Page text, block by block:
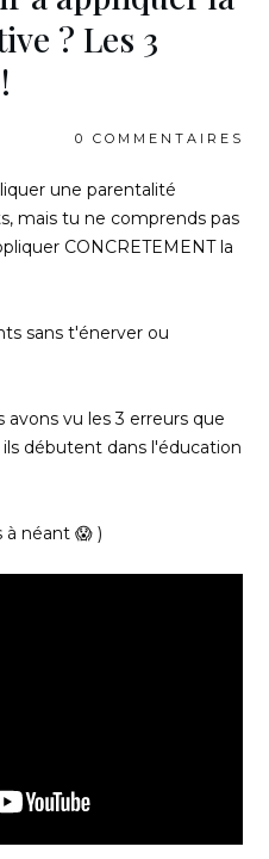
? Les 3
0 COMMENTAIRES
une parentalité
mais tu ne comprends pas
CONCRETEMENT la
sans t'énerver ou
avons vu les 3 erreurs que
débutent dans l'éducation
néant 😱 )